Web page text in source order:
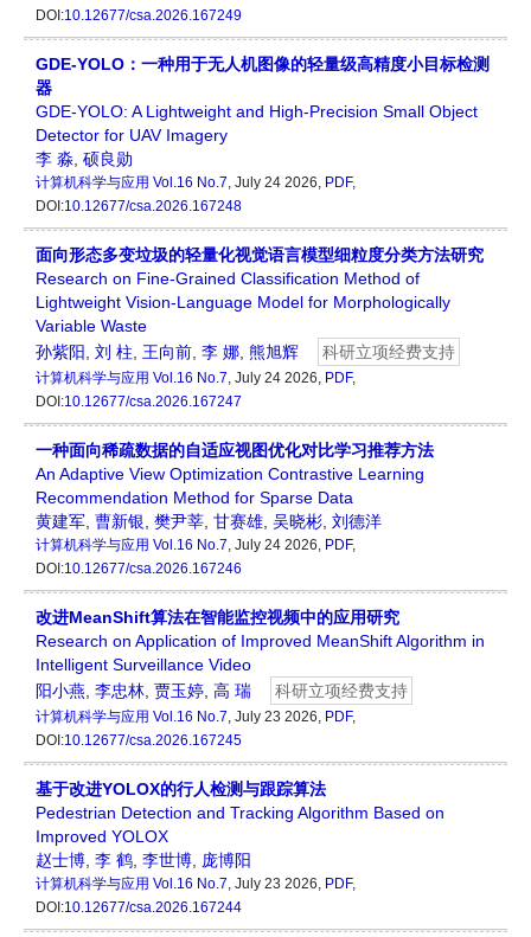
DOI:10.12677/csa.2026.167249
GDE-YOLO：一种用于无人机图像的轻量级高精度小目标检测
器
GDE-YOLO: A Lightweight and High-Precision Small Object
Detector for UAV Imagery
李 淼 硕良勋
计算机科学与应用 Vol.16 No.7, July 24 2026, PDF,
DOI:10.12677/csa.2026.167248
面向形态多变垃圾的轻量化视觉语言模型细粒度分类方法研究
Research on Fine-Grained Classification Method of
Lightweight Vision-Language Model for Morphologically
Variable Waste
孙紫阳 刘 柱 王向前 李 娜 熊旭辉 科研立项经费支持
计算机科学与应用 Vol.16 No.7, July 24 2026, PDF,
DOI:10.12677/csa.2026.167247
一种面向稀疏数据的自适应视图优化对比学习推荐方法
An Adaptive View Optimization Contrastive Learning
Recommendation Method for Sparse Data
黄建军 曹新银 樊尹莘 甘赛雄 吴晓彬 刘德洋
计算机科学与应用 Vol.16 No.7, July 24 2026, PDF,
DOI:10.12677/csa.2026.167246
改进MeanShift算法在智能监控视频中的应用研究
Research on Application of Improved MeanShift Algorithm in
Intelligent Surveillance Video
阳小燕 李忠林 贾玉婷 高 瑞 科研立项经费支持
计算机科学与应用 Vol.16 No.7, July 23 2026, PDF,
DOI:10.12677/csa.2026.167245
基于改进YOLOX的行人检测与跟踪算法
Pedestrian Detection and Tracking Algorithm Based on
Improved YOLOX
赵士博 李 鹤 李世博 庞博阳
计算机科学与应用 Vol.16 No.7, July 23 2026, PDF,
DOI:10.12677/csa.2026.167244